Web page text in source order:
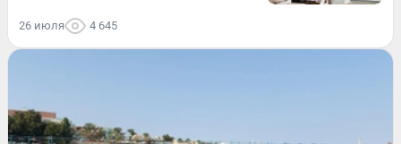
26 июля 4 645